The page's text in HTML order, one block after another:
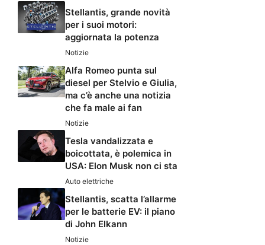
Stellantis, grande novità
per i suoi motori:
aggiornata la potenza
Notizie
Alfa Romeo punta sul
diesel per Stelvio e Giulia,
ma c’è anche una notizia
che fa male ai fan
Notizie
Tesla vandalizzata e
boicottata, è polemica in
USA: Elon Musk non ci sta
Auto elettriche
Stellantis, scatta l’allarme
per le batterie EV: il piano
di John Elkann
Notizie